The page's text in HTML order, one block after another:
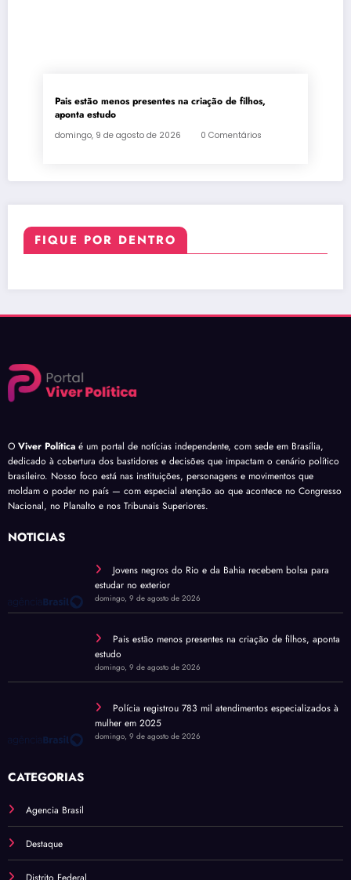
Pais estão menos presentes na criação de filhos,
aponta estudo
domingo, 9 de agosto de 2026 0 Comentários
FIQUE POR DENTRO
O Viver Política é um portal de notícias independente, com sede em Brasília,
dedicado à cobertura dos bastidores e decisões que impactam o cenário político
brasileiro. Nosso foco está nas instituições, personagens e movimentos que
moldam o poder no país — com especial atenção ao que acontece no Congresso
Nacional, no Planalto e nos Tribunais Superiores.
NOTÍCIAS
Jovens negros do Rio e da Bahia recebem bolsa para
estudar no exterior
domingo, 9 de agosto de 2026
Pais estão menos presentes na criação de filhos, aponta
estudo
domingo, 9 de agosto de 2026
Polícia registrou 783 mil atendimentos especializados à
mulher em 2025
domingo, 9 de agosto de 2026
CATEGORIAS
Agencia Brasil
Destaque